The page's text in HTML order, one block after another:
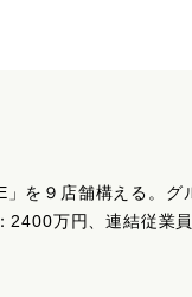
を９店舗構える。グ
2400万円、連結従業